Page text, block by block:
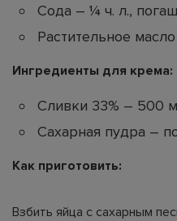
Сода – ¼ ч. л.,
Растительное масло
Ингредиенты для крема:
Сливки 33% – 500
Сахарная пудра –
Как приготовить:
Взбить яйца с сахарным